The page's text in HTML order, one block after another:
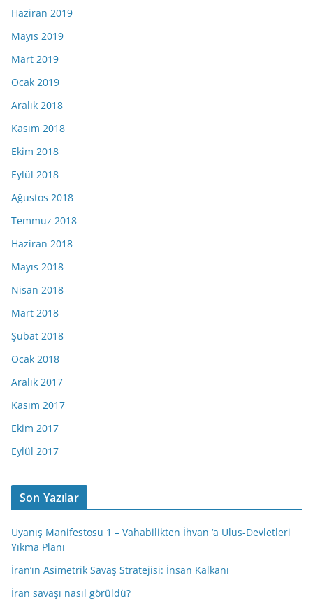
Haziran 2019
Mayıs 2019
Mart 2019
Ocak 2019
Aralık 2018
Kasım 2018
Ekim 2018
Eylül 2018
Ağustos 2018
Temmuz 2018
Haziran 2018
Mayıs 2018
Nisan 2018
Mart 2018
Şubat 2018
Ocak 2018
Aralık 2017
Kasım 2017
Ekim 2017
Eylül 2017
Son Yazılar
Uyanış Manifestosu 1 – Vahabilikten İhvan ‘a Ulus-Devletleri
Yıkma Planı
İran’ın Asimetrik Savaş Stratejisi: İnsan Kalkanı
İran savaşı nasıl görüldü?